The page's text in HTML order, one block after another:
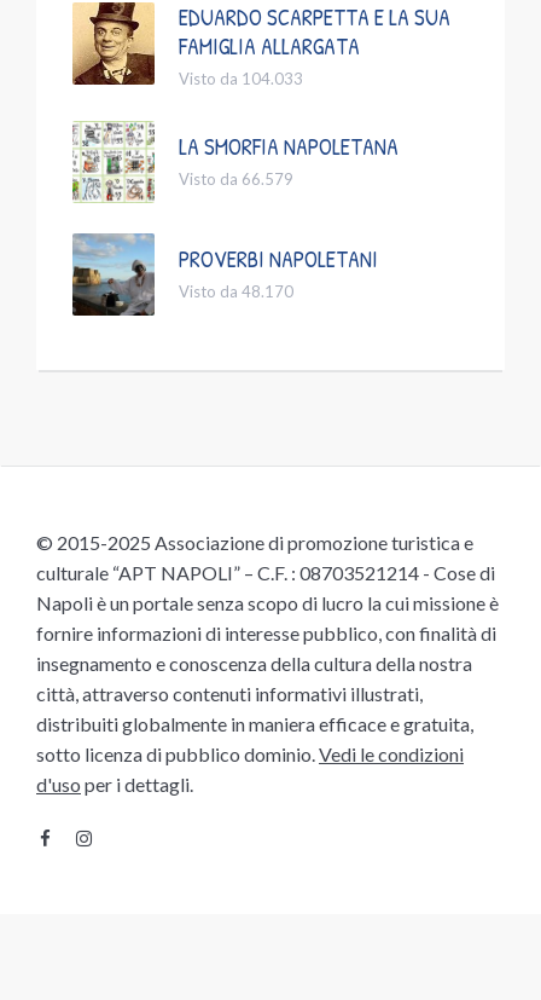
EDUARDO SCARPETTA E LA SUA
FAMIGLIA ALLARGATA
Visto da 104.033
LA SMORFIA NAPOLETANA
Visto da 66.579
PROVERBI NAPOLETANI
Visto da 48.170
© 2015-2025 Associazione di promozione turistica e
culturale “APT NAPOLI” – C.F. : 08703521214 - Cose di
Napoli è un portale senza scopo di lucro la cui missione è
fornire informazioni di interesse pubblico, con finalità di
insegnamento e conoscenza della cultura della nostra
città, attraverso contenuti informativi illustrati,
distribuiti globalmente in maniera efficace e gratuita,
sotto licenza di pubblico dominio.Vedi le condizioni
d'uso per i dettagli.